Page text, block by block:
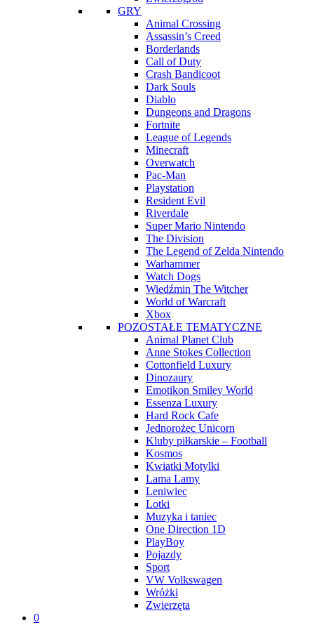
GRY
Animal Crossing
Assassin’s Creed
Borderlands
Call of Duty
Crash Bandicoot
Dark Souls
Diablo
Dungeons and Dragons
Fortnite
League of Legends
Minecraft
Overwatch
Pac-Man
Playstation
Resident Evil
Riverdale
Super Mario Nintendo
The Division
The Legend of Zelda Nintendo
Warhammer
Watch Dogs
Wiedźmin The Witcher
World of Warcraft
Xbox
POZOSTAŁE TEMATYCZNE
Animal Planet Club
Anne Stokes Collection
Cottonfield Luxury
Dinozaury
Emotikon Smiley World
Essenza Luxury
Hard Rock Cafe
Jednorożec Unicorn
Kluby piłkarskie – Football
Kosmos
Kwiatki Motylki
Lama Lamy
Leniwiec
Lotki
Muzyka i taniec
One Direction 1D
PlayBoy
Pojazdy
Sport
VW Volkswagen
Wróżki
Zwierzęta
0